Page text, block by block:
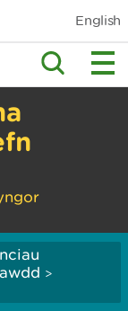
English
>